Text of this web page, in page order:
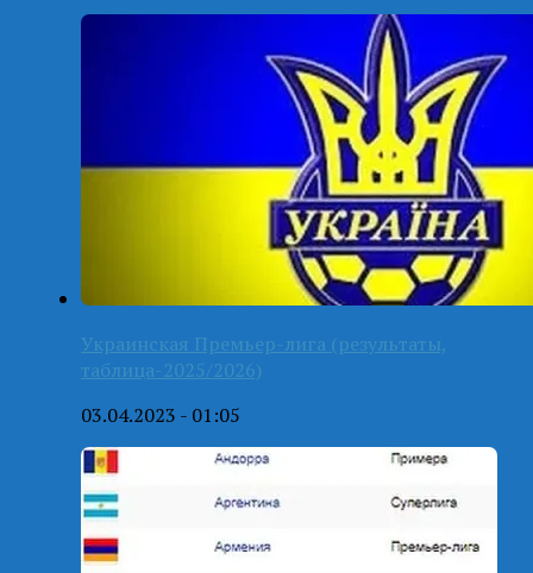
Украинская Премьер-лига (результаты,
таблица-2025/2026)
03.04.2023 - 01:05